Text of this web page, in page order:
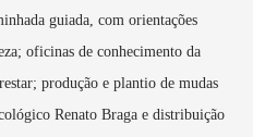
guiada, com orientações
oficinas de conhecimento da
produção e plantio de mudas
Renato Braga e distribuição